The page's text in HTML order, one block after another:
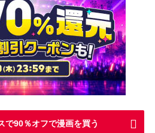
90％オフで漫画を買う